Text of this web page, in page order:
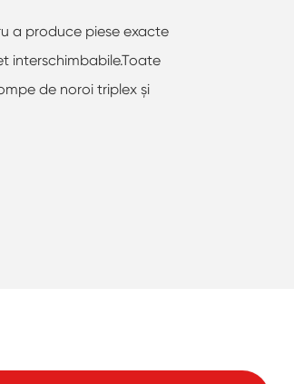
a produce piese exacte
interschimbabile.Toate
de noroi triplex și